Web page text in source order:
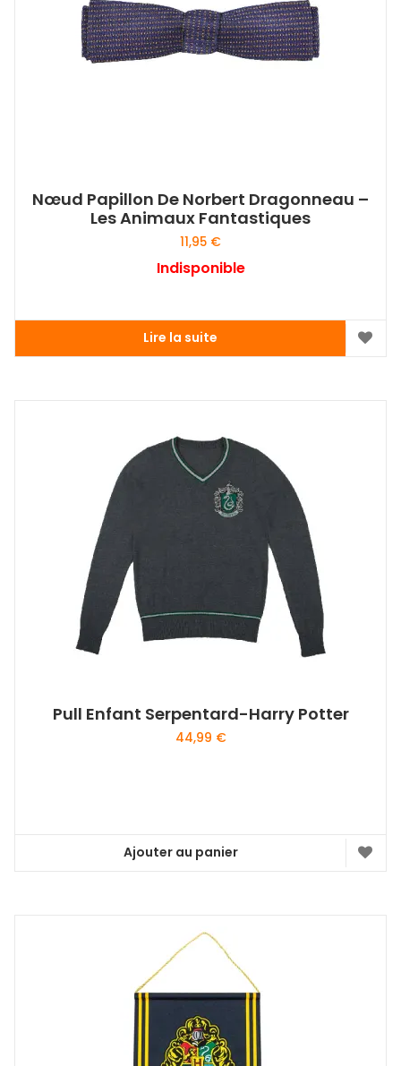
Nœud Papillon De Norbert Dragonneau –
Les Animaux Fantastiques
11,95 €
Indisponible
Lire la suite
Pull Enfant Serpentard-Harry Potter
44,99 €
Ajouter au panier